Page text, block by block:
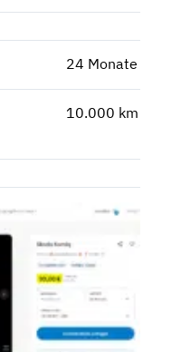
24 Monate
10.000 km